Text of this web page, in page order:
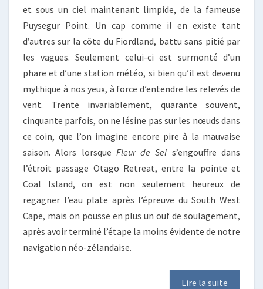
et sous un ciel maintenant limpide, de la fameuse
Puysegur Point. Un cap comme il en existe tant
d’autres sur la côte du Fiordland, battu sans pitié par
les vagues. Seulement celui-ci est surmonté d’un
phare et d’une station météo, si bien qu’il est devenu
mythique à nos yeux, à force d’entendre les relevés de
vent. Trente invariablement, quarante souvent,
cinquante parfois, on ne lésine pas sur les nœuds dans
ce coin, que l’on imagine encore pire à la mauvaise
saison. Alors lorsque Fleur de Sel s’engouffre dans
l’étroit passage Otago Retreat, entre la pointe et
Coal Island, on est non seulement heureux de
regagner l’eau plate après l’épreuve du South West
Cape, mais on pousse en plus un ouf de soulagement,
après avoir terminé l’étape la moins évidente de notre
navigation néo-zélandaise.
Lire la suite